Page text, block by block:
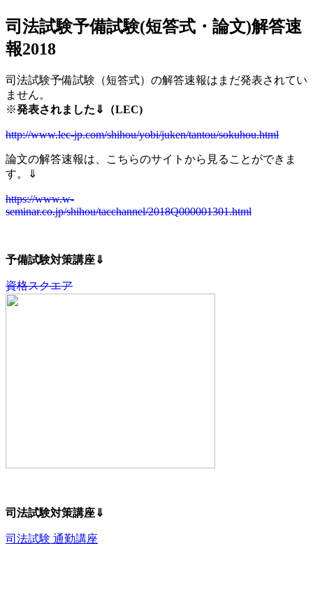
司法試験予備試験(短答式・論文)解答速
報2018
司法試験予備試験（短答式）の解答速報はまだ発表されてい
ません。
※発表されました⇓（LEC)
http://www.lec-jp.com/shihou/yobi/juken/tantou/sokuhou.html
論文の解答速報は、こちらのサイトから見ることができま
す。⇓
https://www.w-
seminar.co.jp/shihou/tacchannel/2018Q000001301.html
予備試験対策講座⇓
資格スクエア
司法試験対策講座⇓
司法試験 通勤講座